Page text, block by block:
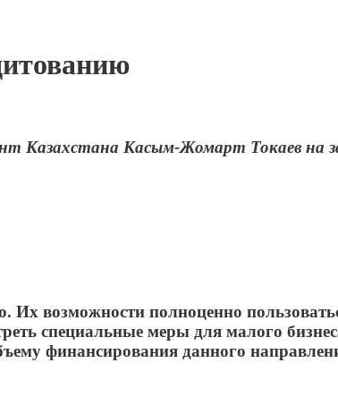
Казахстана Касым-Жомарт Токаев на
Их возможности полноценно
специальные меры для малого
финансирования данного